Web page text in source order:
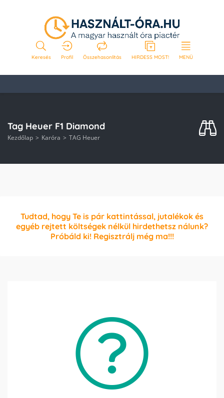
Keresés Profil Összehasonlítás HIRDESS MOST! MENÜ
Tag Heuer F1 Diamond
Kezdőlap Karóra TAG Heuer
Tudtad, hogy Te is pár kattintással, jutalékok és
egyéb rejtett költségek nélkül hirdethetsz nálunk?
Próbáld ki! Regisztrálj még ma!!!